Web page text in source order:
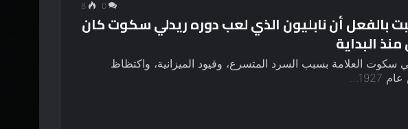
0
8
97 عامًا أثبت بالفعل أن نابليون الذي لعب دوره ريدلي سكوت كان
البداية
سكوت العلامة بسبب السرد المتسرع، وقيود الميزانية، واكتظاظ